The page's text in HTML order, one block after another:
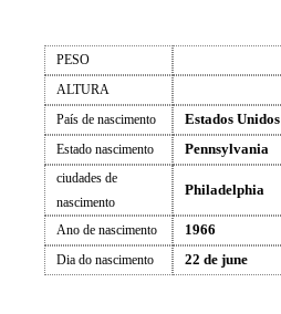
PESO
ALTURA
País de nascimento
Estados Unidos
Estado nascimento Pennsylvania
ciudades de
nascimento
Philadelphia
Ano de nascimento 1966
Dia do nascimento 22 de june